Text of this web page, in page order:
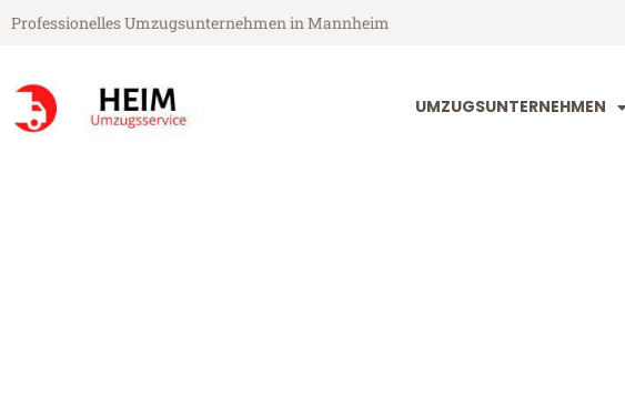
Professionelles Umzugsunternehmen in Mannheim
UMZUGSUNTERNEHMEN